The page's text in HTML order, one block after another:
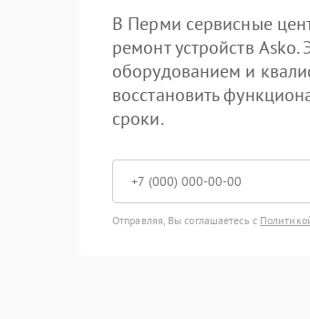
В Перми сервисные
ремонт устройств
оборудованием и
восстановить
сроки.
Отправляя, Вы соглашаетесь с